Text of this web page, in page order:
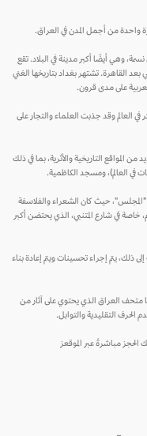
من أجمل المدن في العراق.
يبلغ عددهم حوالي 8.1 مليون نسمة، وهي أيضًا أكبر مدينة في البلاد. تقع
القاهرة. تشتهر بغداد بتاريخها الغني
على مدى قرون.
وقد جذبت العلماء والتجار على
التاريخية والأثرية، بما في ذلك
العالم)، ومسجد الكاظمية.
حيث كان الشعراء والفلاسفة
في شارع المتنبي، الذي يحتضن أكبر
يتم إجراء تحسينات ويتم إعادة بناء
متحف العراق الذي يحتوي على آثار من
التقليدية والتوابل.